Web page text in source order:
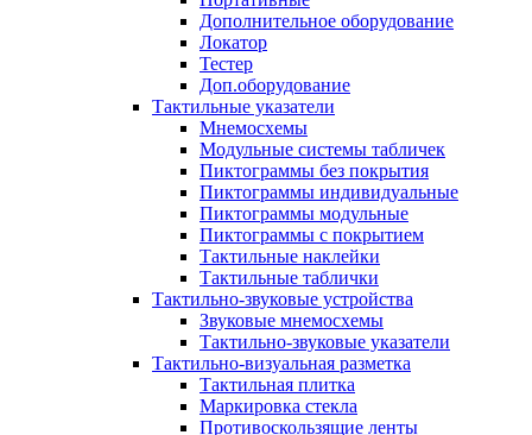
Дополнительное оборудование
Локатор
Тестер
Доп.оборудование
Тактильные указатели
Мнемосхемы
Модульные системы табличек
Пиктограммы без покрытия
Пиктограммы индивидуальные
Пиктограммы модульные
Пиктограммы с покрытием
Тактильные наклейки
Тактильные таблички
Тактильно-звуковые устройства
Звуковые мнемосхемы
Тактильно-звуковые указатели
Тактильно-визуальная разметка
Тактильная плитка
Маркировка стекла
Противоскользящие ленты